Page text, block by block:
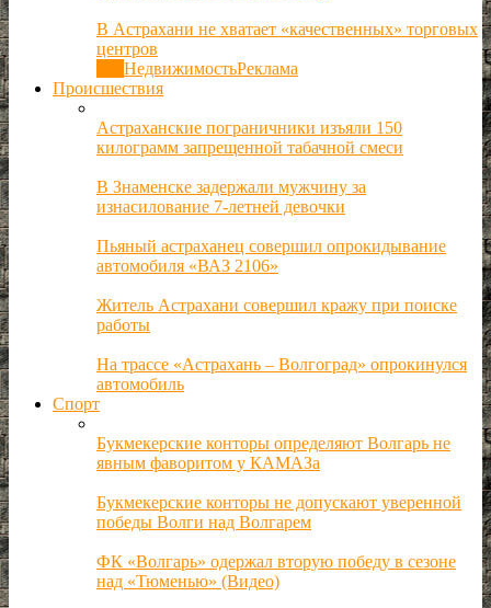
В Астрахани не хватает «качественных» торговых
центров
НедвижимостьРеклама
Происшествия
Астраханские пограничники изъяли 150
килограмм запрещенной табачной смеси
В Знаменске задержали мужчину за
изнасилование 7-летней девочки
Пьяный астраханец совершил опрокидывание
автомобиля «ВАЗ 2106»
Житель Астрахани совершил кражу при поиске
работы
На трассе «Астрахань – Волгоград» опрокинулся
автомобиль
Спорт
Букмекерские конторы определяют Волгарь не
явным фаворитом у КАМАЗа
Букмекерские конторы не допускают уверенной
победы Волги над Волгарем
ФК «Волгарь» одержал вторую победу в сезоне
над «Тюменью» (Видео)